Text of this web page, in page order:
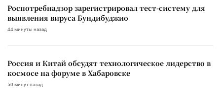
Роспотребнадзор зарегистрировал тест-систему для
выявления вируса Бундибуджио
44 минуты назад
Россия и Китай обсудят технологическое лидерство в
космосе на форуме в Хабаровске
50 минут назад